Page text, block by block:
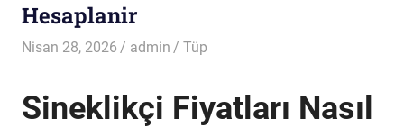
Hesaplanir
Nisan 28, 2026 admin Tüp
Sineklikçi Fiyatları Nasıl